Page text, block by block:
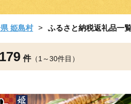
姫島村 ふるさと納税返礼品一
179 件（1～30件目）